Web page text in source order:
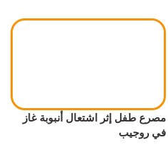
مصرع طفل إثر اشتعال أنبوبة غاز
في روجيب